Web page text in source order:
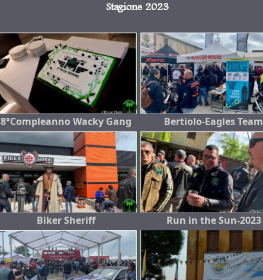
Stagione 2023
8°Compleanno Wacky Gang Bertiolo-Eagles Team
Biker Sheriff Run in the Sun-2023